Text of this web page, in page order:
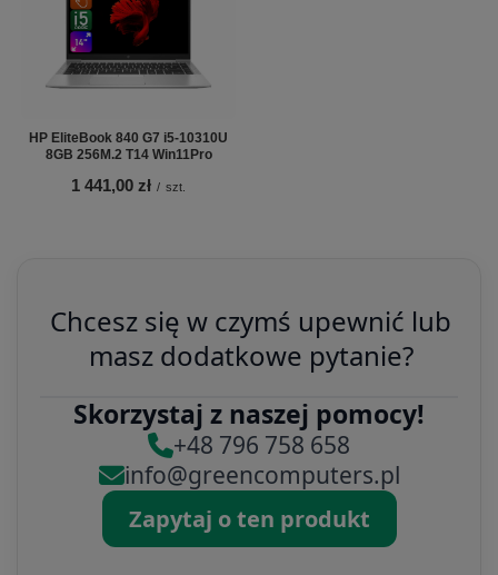
HP EliteBook 840 G7 i5-10310U
8GB 256M.2 T14 Win11Pro
1 441,00 zł / szt.
Chcesz się w czymś upewnić lub
masz dodatkowe pytanie?
Skorzystaj z naszej pomocy!
+48 796 758 658
info@greencomputers.pl
Zapytaj o ten produkt